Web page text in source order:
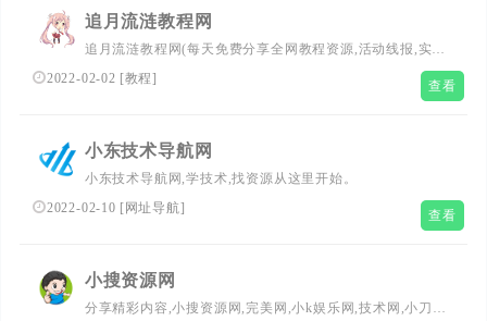
追月流涟教程网
追月流涟教程网(每天免费分享全网教程资源,活动线报,实用
软件,QQ技术,视频教程等网络优志内容,致力打造网络技术
2022-02-02 [教程] 查看
小东技术导航网
小东技术导航网,学技术,找资源从这里开始。
2022-02-10 [ 网址导航] 查看
小搜资源网
分享精彩内容,小搜资源网,完美网,小k娱乐网,技术网,小刀资